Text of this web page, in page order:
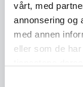
vårt, med
annonsering og
med annen
eller som de